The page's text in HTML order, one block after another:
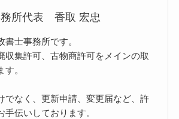
所代表 香取 宏忠
士事務所です。
収集許可、古物商許可をメインの取
。
でなく、更新申請、変更届など、許
手伝いしております。